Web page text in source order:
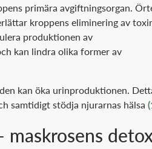
primära avgiftningsorgan.
kroppens eliminering av
produktionen av
kan lindra olika former av
kan öka urinproduktionen.
samtidigt stödja njurarnas hälsa
maskrosens